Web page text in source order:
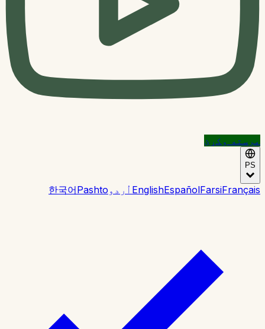
مرسته وکړئ
PS
EnglishEspañolFarsiFrançais اُردو 한국어Pashto